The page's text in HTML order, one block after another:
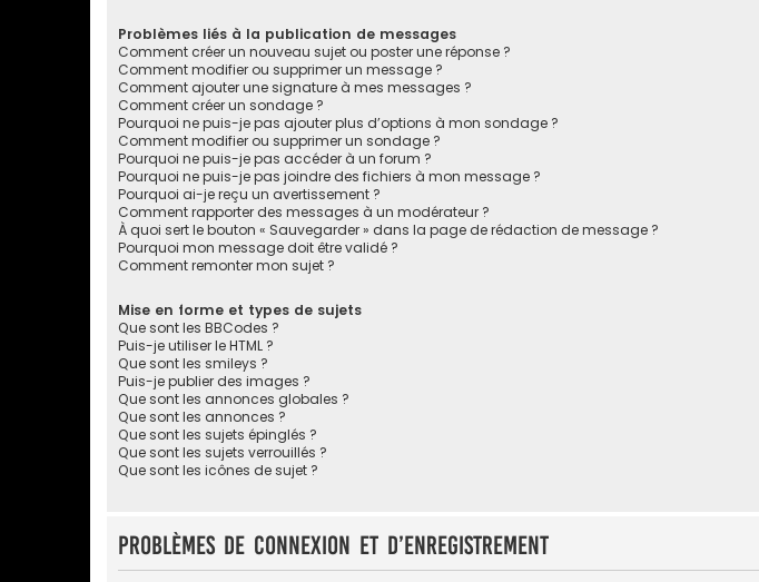
Problèmes liés à la publication de messages
Comment créer un nouveau sujet ou poster une réponse ?
Comment modifier ou supprimer un message ?
Comment ajouter une signature à mes messages ?
Comment créer un sondage ?
Pourquoi ne puis-je pas ajouter plus d’options à mon sondage ?
Comment modifier ou supprimer un sondage ?
Pourquoi ne puis-je pas accéder à un forum ?
Pourquoi ne puis-je pas joindre des fichiers à mon message ?
Pourquoi ai-je reçu un avertissement ?
Comment rapporter des messages à un modérateur ?
À quoi sert le bouton « Sauvegarder » dans la page de rédaction de message ?
Pourquoi mon message doit être validé ?
Comment remonter mon sujet ?
Mise en forme et types de sujets
Que sont les BBCodes ?
Puis-je utiliser le HTML ?
Que sont les smileys ?
Puis-je publier des images ?
Que sont les annonces globales ?
Que sont les annonces ?
Que sont les sujets épinglés ?
Que sont les sujets verrouillés ?
Que sont les icônes de sujet ?
Problèmes de connexion et d’enregistrement